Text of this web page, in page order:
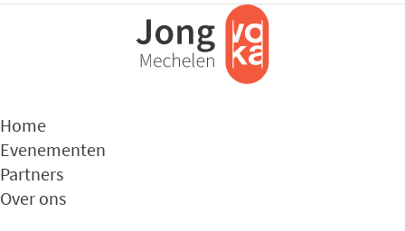
Home
Evenementen
Partners
Over ons